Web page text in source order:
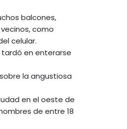
balcones,
como
celular.
tardó en enterarse
la angustiosa
en el oeste de
de entre 18